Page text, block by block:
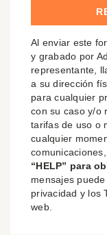
Al enviar este
y grabado por
representante,
a su dirección
para cualquier
con su caso y/o
tarifas de uso o
cualquier
comunicaciones,
“HELP” para
mensajes
privacidad y los
web.